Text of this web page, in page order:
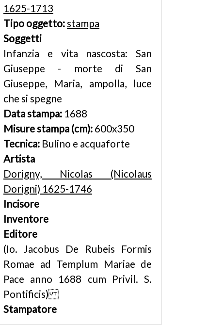
1625-1713
Tipo oggetto:stampa
Soggetti
Infanzia e vita nascosta: San
Giuseppe - morte di San
Giuseppe, Maria, ampolla, luce
che si spegne
Data stampa: 1688
Misure stampa (cm): 600x350
Tecnica: Bulino e acquaforte
Artista
Dorigny, Nicolas (Nicolaus
Dorigni) 1625-1746
Incisore
Inventore
Editore
(Io. Jacobus De Rubeis Formis
Romae ad Templum Mariae de
Pace anno 1688 cum Privil. S.
Pontificis)
Stampatore